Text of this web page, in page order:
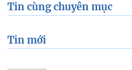
Tin cùng chuyên mục
Tin mới